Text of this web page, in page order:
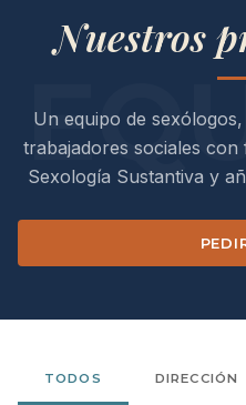
Nuestros
Un equipo de
trabajadores sociales
Sexología Sustantiva y
TODOS DIRECCIÓN